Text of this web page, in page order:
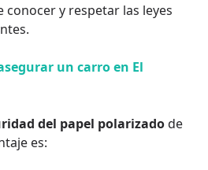
y respetar las leyes
un carro en El
del papel polarizadode
es: